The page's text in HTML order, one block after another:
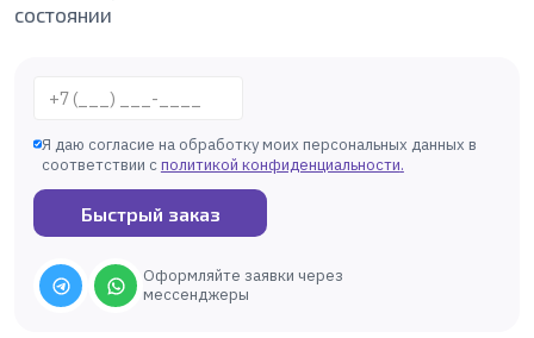
состоянии
Телефон
Я даю согласие на обработку моих персональных данных в
соответствии сполитикой конфиденциальности.
Быстрый заказ
Оформляйте заявки через
мессенджеры